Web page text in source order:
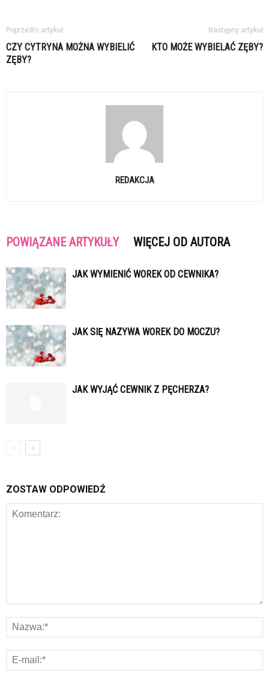
Poprzedni artykuł
CZY CYTRYNA MOŻNA WYBIELIĆ
ZĘBY?
Następny artykuł
KTO MOŻE WYBIELAĆ ZĘBY?
REDAKCJA
POWIĄZANE ARTYKUŁY WIĘCEJ OD AUTORA
JAK WYMIENIĆ WOREK OD CEWNIKA?
JAK SIĘ NAZYWA WOREK DO MOCZU?
JAK WYJĄĆ CEWNIK Z PĘCHERZA?
ZOSTAW ODPOWIEDŹ